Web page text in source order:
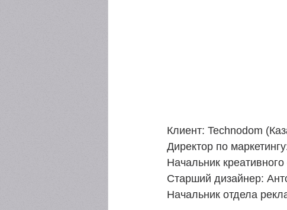
Клиент: Technodom
Директор по
Начальник
Старший дизайнер:
Начальник отдела